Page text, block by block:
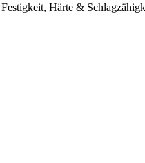
Härte &